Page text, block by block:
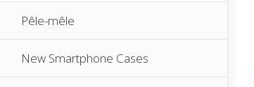
Pêle-mêle
New Smartphone Cases